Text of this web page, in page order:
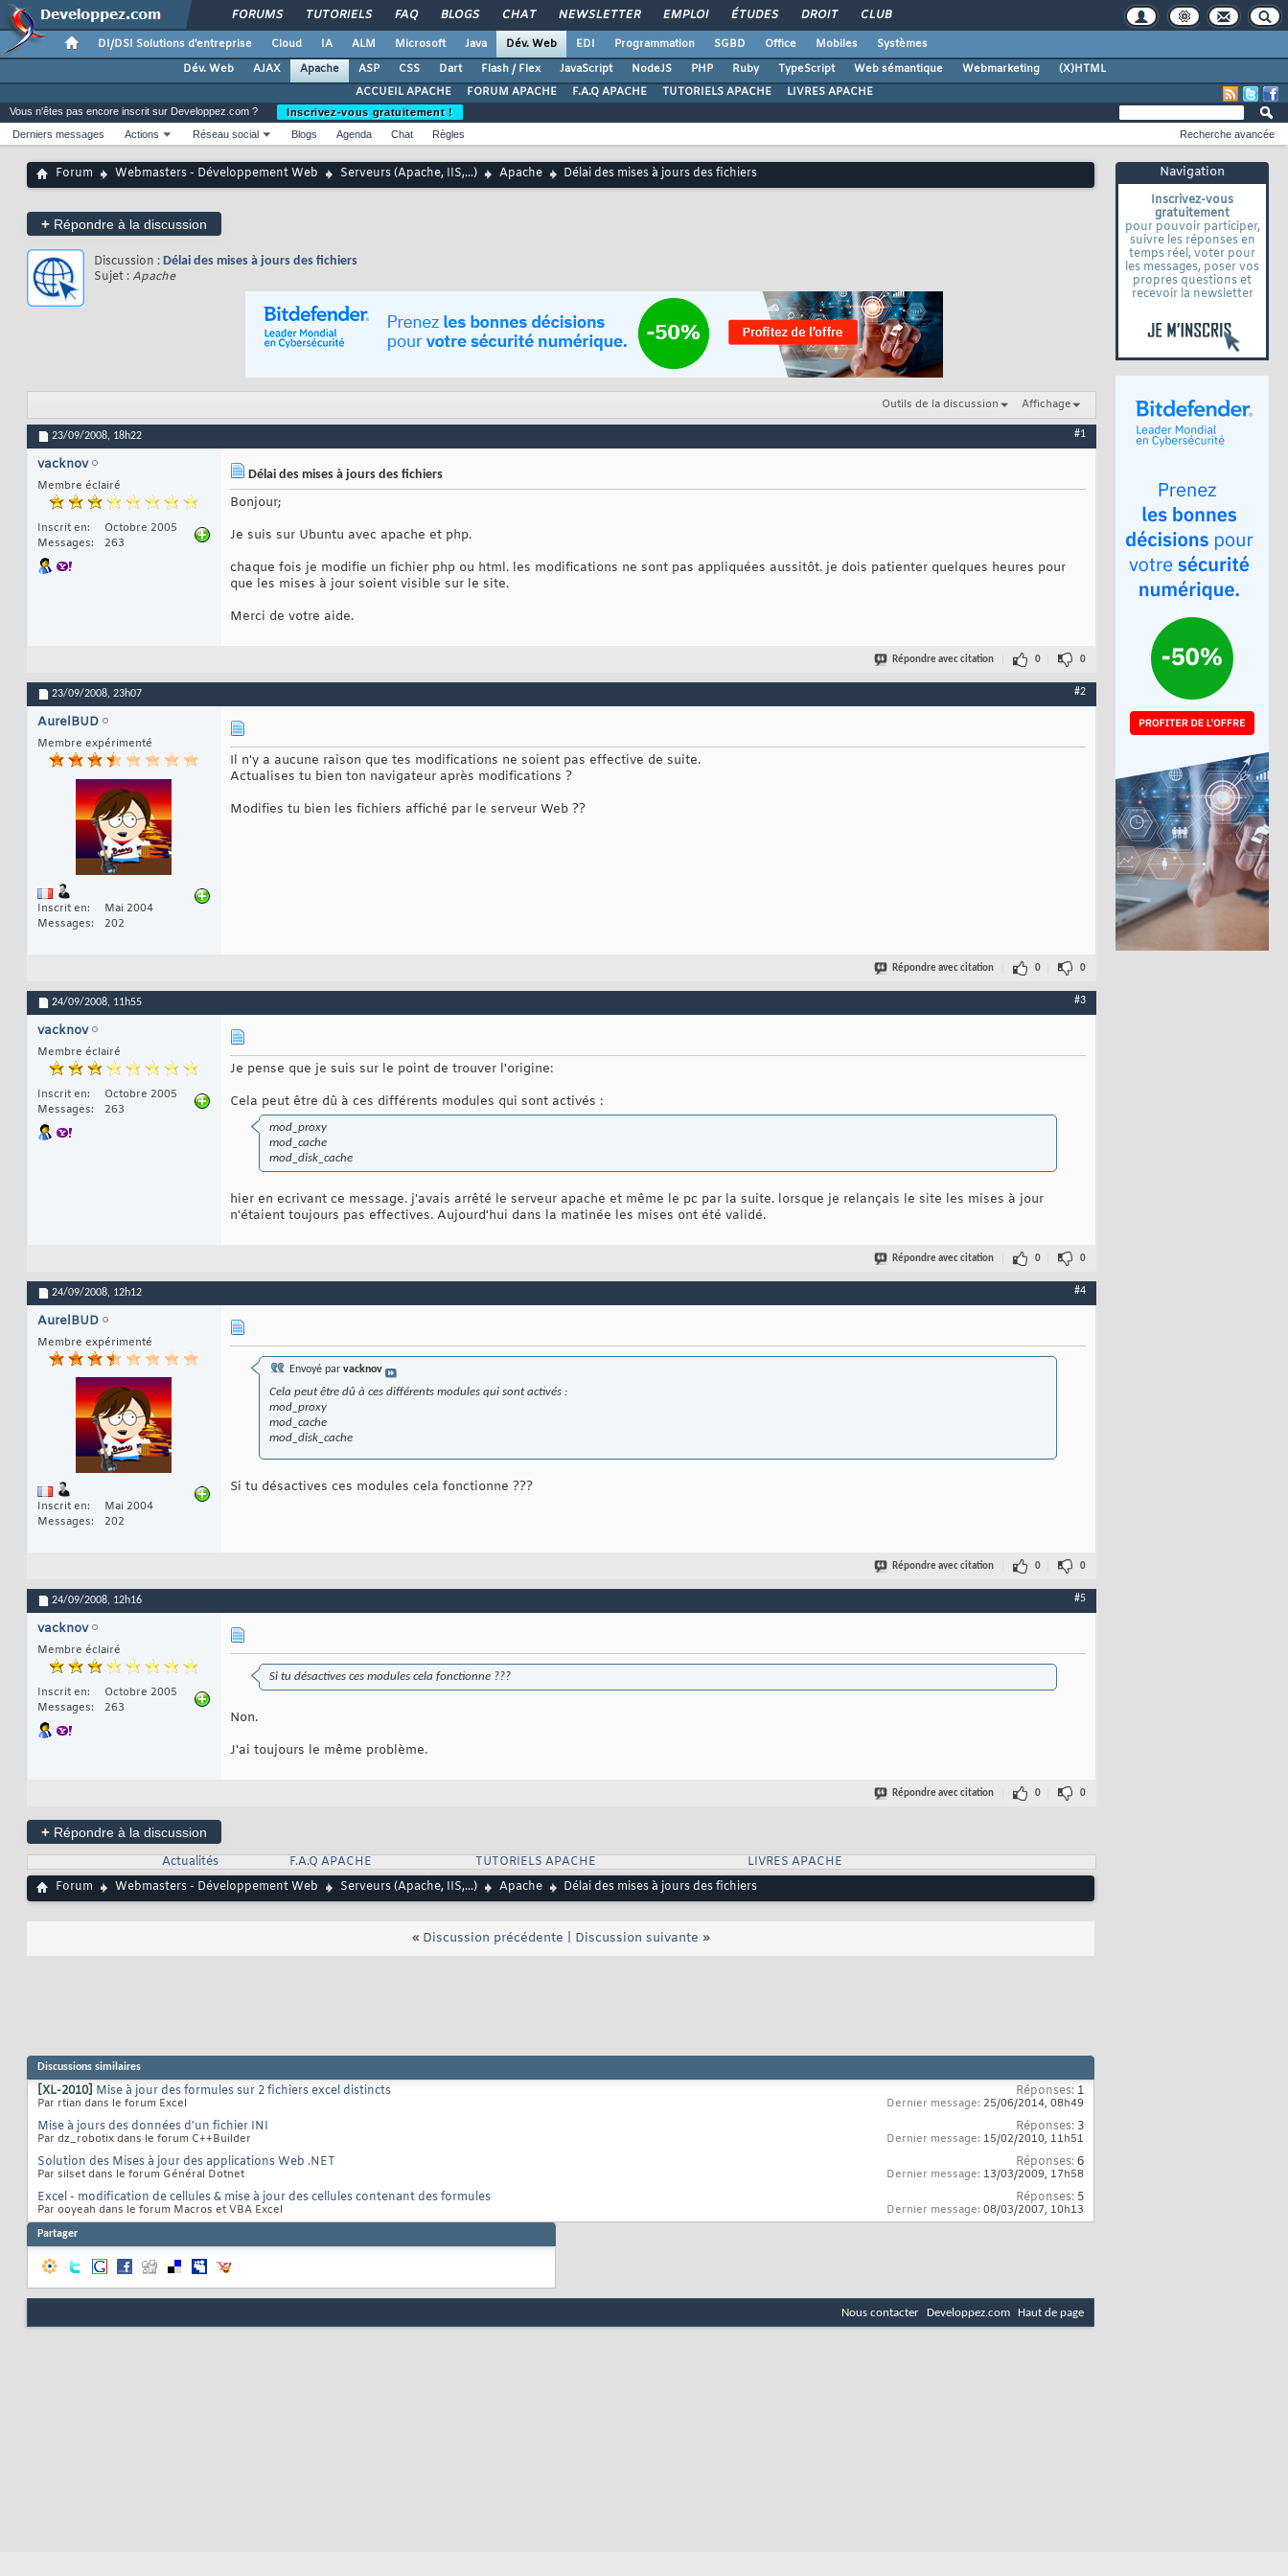
FORUMS TUTORIELS FAQ BLOGS CHAT NEWSLETTER EMPLOI ÉTUDES DROIT CLUB
DI/DSI Solutions d'entreprise Cloud IA ALM Microsoft Java Dév. Web EDI Programmation SGBD Office Mobiles
Systèmes
Dév. Web
AJAX Apache ASP CSS Dart Flash / Flex JavaScript NodeJS PHP Ruby TypeScript Web sémantique Webmarketing
(X)HTML
ACCUEIL APACHE
FORUM APACHE F.A.Q APACHE TUTORIELS APACHE LIVRES APACHE
Navigation
Inscrivez-vous
gratuitement
pour pouvoir participer,
suivre les réponses en
temps réel, voter pour
les messages, poser vos
propres questions et
recevoir la newsletter
Vous n'êtes pas encore inscrit sur Developpez.com ?
Inscrivez-vous gratuitement !
Derniers messages
Actions Réseau social Blogs Agenda Chat Règles Recherche avancée
Forum Webmasters - Développement Web Serveurs (Apache, IIS,...) Apache Délai des mises à jours des fichiers
+ Répondre à la discussion
Discussion : Délai des mises à jours des fichiers
Sujet :Apache
Outils de la discussion Affichage
23/09/2008, 18h22 #1
vacknov
Membre éclairé
Inscrit en
Octobre 2005
Messages
263
Délai des mises à jours des fichiers
Bonjour;
Je suis sur Ubuntu avec apache et php.
chaque fois je modifie un fichier php ou html. les modifications ne sont pas appliquées aussitôt. je dois patienter quelques heures pour
que les mises à jour soient visible sur le site.
Merci de votre aide.
Répondre avec citation 0 0
23/09/2008, 23h07 #2
AurelBUD
Membre expérimenté
Inscrit en
Mai 2004
Messages
202
Il n'y a aucune raison que tes modifications ne soient pas effective de suite.
Actualises tu bien ton navigateur après modifications ?
Modifies tu bien les fichiers affiché par le serveur Web ??
Répondre avec citation 0 0
24/09/2008, 11h55 #3
vacknov
Membre éclairé
Inscrit en
Octobre 2005
Messages
263
Je pense que je suis sur le point de trouver l'origine:
Cela peut être dû à ces différents modules qui sont activés :
mod_proxy
mod_cache
mod_disk_cache
hier en ecrivant ce message. j'avais arrêté le serveur apache et même le pc par la suite. lorsque je relançais le site les mises à jour
n'étaient toujours pas effectives. Aujourd'hui dans la matinée les mises ont été validé.
Répondre avec citation 0 0
24/09/2008, 12h12 #4
AurelBUD
Membre expérimenté
Inscrit en
Mai 2004
Messages
202
Envoyé par vacknov
Cela peut être dû à ces différents modules qui sont activés :
mod_proxy
mod_cache
mod_disk_cache
Si tu désactives ces modules cela fonctionne ???
Répondre avec citation 0 0
24/09/2008, 12h16 #5
vacknov
Membre éclairé
Inscrit en
Octobre 2005
Messages
263
Si tu désactives ces modules cela fonctionne ???
Non.
J'ai toujours le même problème.
Répondre avec citation 0 0
+ Répondre à la discussion
Actualités
F.A.Q APACHE TUTORIELS APACHE
LIVRES APACHE
Forum
Webmasters - Développement Web Serveurs (Apache, IIS,...) Apache Délai des mises à jours des fichiers
« Discussion précédente Discussion suivante »
Discussions similaires
[XL-2010] Mise à jour des formules sur 2 fichiers excel distincts
Par rtian dans le forum Excel
Réponses: 1
Dernier message: 25/06/2014, 08h49
Mise à jours des données d'un fichier INI
Par dz_robotix dans le forum C++Builder
Réponses: 3
Dernier message: 15/02/2010, 11h51
Solution des Mises à jour des applications Web .NET
Par silset dans le forum Général Dotnet
Réponses:6
Dernier message: 13/03/2009, 17h58
Excel - modification de cellules & mise à jour des cellules contenant des formules
Par ooyeah dans le forum Macros et VBA Excel
Réponses: 5
Dernier message: 08/03/2007, 10h13
Partager
Nous contacter Developpez.com Haut de page